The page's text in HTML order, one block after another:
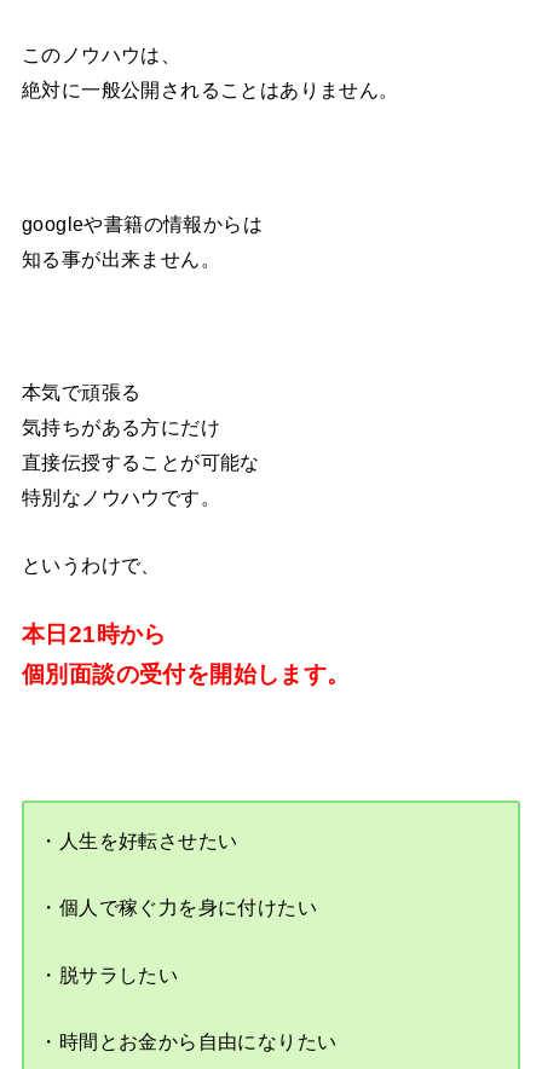
このノウハウは、
絶対に一般公開されることはありません。
googleや書籍の情報からは
知る事が出来ません。
本気で頑張る
気持ちがある方にだけ
直接伝授することが可能な
特別なノウハウです。
というわけで、
本日21時から
個別面談の受付を開始します。
・人生を好転させたい
・個人で稼ぐ力を身に付けたい
・脱サラしたい
・時間とお金から自由になりたい